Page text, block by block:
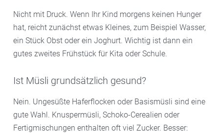
Nicht mit Druck. Wenn Ihr Kind morgens keinen Hunger
hat, reicht zunächst etwas Kleines, zum Beispiel Wasser,
ein Stück Obst oder ein Joghurt. Wichtig ist dann ein
gutes zweites Frühstück für Kita oder Schule.
Ist Müsli grundsätzlich gesund?
Nein. Ungesüßte Haferflocken oder Basismüsli sind eine
gute Wahl. Knuspermüsli, Schoko-Cerealien oder
Fertigmischungen enthalten oft viel Zucker. Besser: